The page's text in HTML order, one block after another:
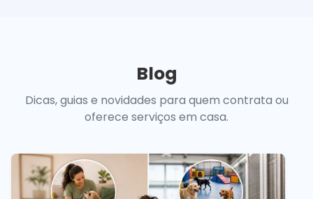
Blog
Dicas, guias e novidades para quem contrata ou
oferece serviços em casa.